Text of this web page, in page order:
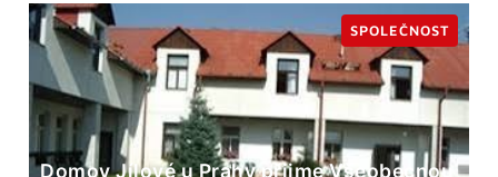
Domov Jílové u Prahy přijme Všeobecnou
SPOLEČNOST